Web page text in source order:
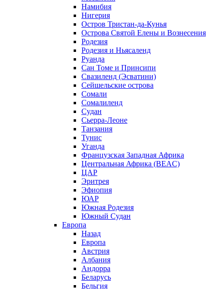
Намибия
Нигерия
Остров Тристан-да-Кунья
Острова Святой Елены и Вознесения
Родезия
Родезия и Ньясаленд
Руанда
Сан Томе и Принсипи
Свазиленд (Эсватини)
Сейшельские острова
Сомали
Сомалиленд
Судан
Сьерра-Леоне
Танзания
Тунис
Уганда
Французская Западная Африка
Центральная Африка (BEAC)
ЦАР
Эритрея
Эфиопия
ЮАР
Южная Родезия
Южный Судан
Европа
Назад
Европа
Австрия
Албания
Андорра
Беларусь
Бельгия